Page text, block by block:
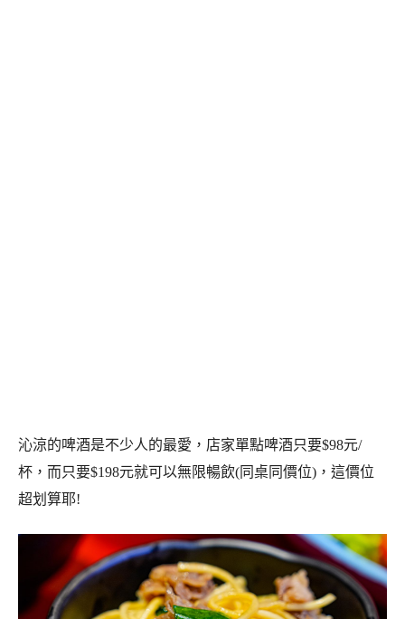
沁涼的啤酒是不少人的最愛，店家單點啤酒只要$98元/
杯，而只要$198元就可以無限暢飲(同桌同價位)，這價位
超划算耶!